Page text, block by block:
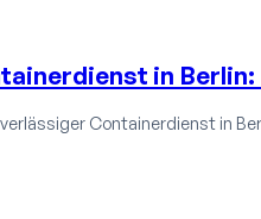
in
Containerdienst in